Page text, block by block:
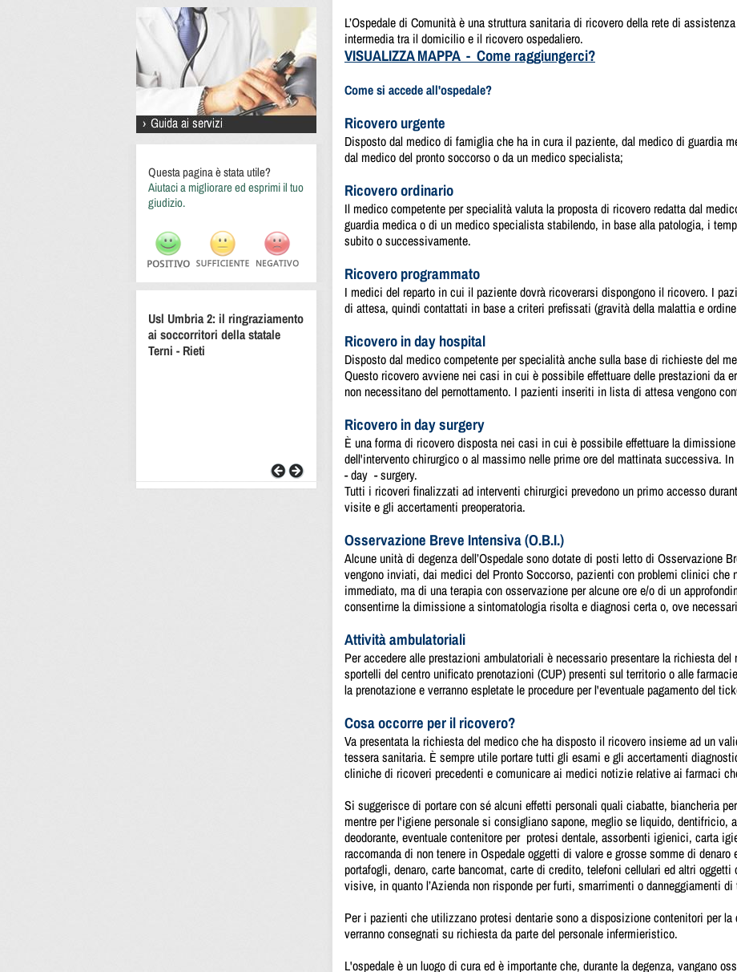
Questa pagina è stata utile?
Aiutaci a migliorare ed esprimi il tuo
giudizio.
Usl Umbria 2: il ringraziamento
ai soccorritori della statale
Terni - Rieti
L’Ospedale di Comunità è una struttura sanitaria di ricovero della rete di
intermedia tra il domicilio e il ricovero ospedaliero.
VISUALIZZA MAPPA - Come raggiungerci?
Come si accede all'ospedale?
Ricovero urgente
Disposto dal medico di famiglia che ha in cura il paziente, dal medico di guardia
dal medico del pronto soccorso o da un medico specialista;
Ricovero ordinario
Il medico competente per specialità valuta la proposta di ricovero redatta dal
guardia medica o di un medico specialista stabilendo, in base alla patologia, i
subito o successivamente.
Ricovero programmato
I medici del reparto in cui il paziente dovrà ricoverarsi dispongono il ricovero. I
di attesa, quindi contattati in base a criteri prefissati (gravità della malattia e
Ricovero in day hospital
Disposto dal medico competente per specialità anche sulla base di richieste del
Questo ricovero avviene nei casi in cui è possibile effettuare delle prestazioni da
non necessitano del pernottamento. I pazienti inseriti in lista di attesa vengono
Ricovero in day surgery
È una forma di ricovero disposta nei casi in cui è possibile effettuare la
dell'intervento chirurgico o al massimo nelle prime ore del mattinata successiva.
- day - surgery.
Tutti i ricoveri finalizzati ad interventi chirurgici prevedono un primo accesso
visite e gli accertamenti preoperatoria.
Osservazione Breve Intensiva (O.B.I.)
Alcune unità di degenza dell’Ospedale sono dotate di posti letto di Osservazione
vengono inviati, dai medici del Pronto Soccorso, pazienti con problemi clinici che
immediato, ma di una terapia con osservazione per alcune ore e/o di un
consentirne la dimissione a sintomatologia risolta e diagnosi certa o, ove
Attività ambulatoriali
Per accedere alle prestazioni ambulatoriali è necessario presentare la richiesta
sportelli del centro unificato prenotazioni (CUP) presenti sul territorio o alle
la prenotazione e verranno espletate le procedure per l'eventuale pagamento del
Cosa occorre per il ricovero?
Va presentata la richiesta del medico che ha disposto il ricovero insieme ad un
tessera sanitaria. È sempre utile portare tutti gli esami e gli accertamenti
cliniche di ricoveri precedenti e comunicare ai medici notizie relative ai farmaci
Si suggerisce di portare con sé alcuni effetti personali quali ciabatte, biancheria
mentre per l'igiene personale si consigliano sapone, meglio se liquido, dentifricio,
deodorante, eventuale contenitore per protesi dentale, assorbenti igienici, carta
raccomanda di non tenere in Ospedale oggetti di valore e grosse somme di
portafogli, denaro, carte bancomat, carte di credito, telefoni cellulari ed altri
visive, in quanto l’Azienda non risponde per furti, smarrimenti o danneggiamenti
Per i pazienti che utilizzano protesi dentarie sono a disposizione contenitori per
verranno consegnati su richiesta da parte del personale infermieristico.
L'ospedale è un luogo di cura ed è importante che, durante la degenza, vangano